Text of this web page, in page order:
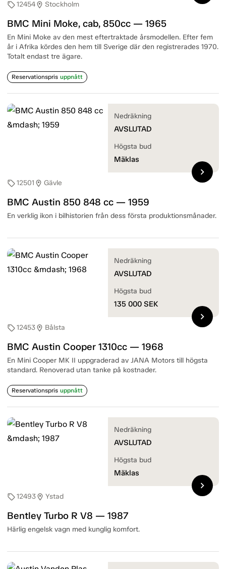
sell12454location_on Stockholm
BMC Mini Moke, cab, 850cc — 1965
En Mini Moke av den mest eftertraktade årsmodellen. Efter fem
år i Afrika kördes den hem till Sverige där den registrerades 1970.
Totalt endast tre ägare.
Reservationspris uppnått
sell12501 location_on Gävle
BMC Austin 850 848 cc — 1959
En verklig ikon i bilhistorien från dess första produktionsmånader.
Nedräkning
AVSLUTAD
Högsta bud
Mäklas
chevron_right
sell12453location_on Bålsta
BMC Austin Cooper 1310cc — 1968
En Mini Cooper MK II uppgraderad av JANA Motors till högsta
standard. Renoverad utan tanke på kostnader.
Reservationspris uppnått
Nedräkning
AVSLUTAD
Högsta bud
135 000 SEK
chevron_right
sell12493location_on Ystad
Bentley Turbo R V8 — 1987
Härlig engelsk vagn med kunglig komfort.
Nedräkning
AVSLUTAD
Högsta bud
Mäklas
chevron_right